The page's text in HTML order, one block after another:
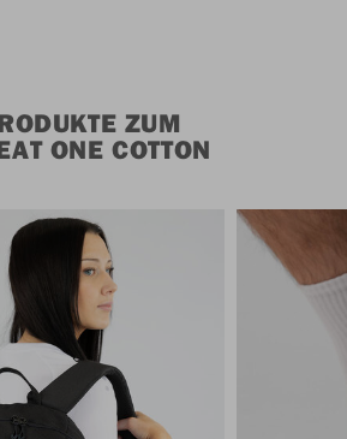
ZUM
ONE COTTON